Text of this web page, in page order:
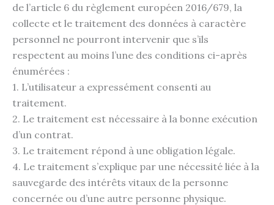
de l’article 6 du règlement européen 2016/679, la
collecte et le traitement des données à caractère
personnel ne pourront intervenir que s’ils
respectent au moins l’une des conditions ci-après
énumérées :
1. L’utilisateur a expressément consenti au
traitement.
2. Le traitement est nécessaire à la bonne exécution
d’un contrat.
3. Le traitement répond à une obligation légale.
4. Le traitement s’explique par une nécessité liée à la
sauvegarde des intérêts vitaux de la personne
concernée ou d’une autre personne physique.